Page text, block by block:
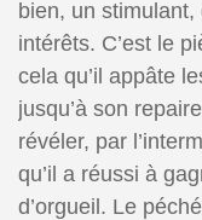
bien, un
intérêts. C’est le
cela qu’il appâte
jusqu’à son
révéler, par
qu’il a réussi à
d’orgueil. Le